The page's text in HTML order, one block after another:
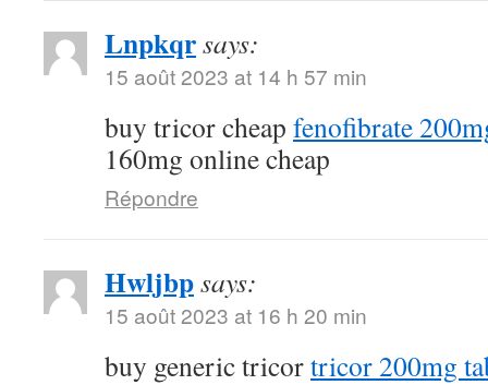
Lnpkqrsays:
15 août 2023 at 14 h 57 min
buy tricor cheap fenofibrate
160mg online cheap
Répondre
Hwljbpsays:
15 août 2023 at 16 h 20 min
buy generic tricortricor 200mg